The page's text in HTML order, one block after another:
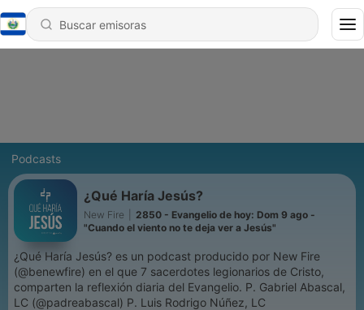
Podcasts
¿Qué Haría Jesús?
New Fire
2850 - Evangelio de hoy: Dom 9 ago -
"Cuando el viento no te deja ver a Jesús"
¿Qué Haría Jesús? es un podcast producido por New Fire
(@benewfire) en el que 7 sacerdotes legionarios de Cristo,
comparten la reflexión diaria del Evangelio. P. Gabriel Abascal,
LC (@padreabascal) P. Luis Rodrigo Núñez, LC